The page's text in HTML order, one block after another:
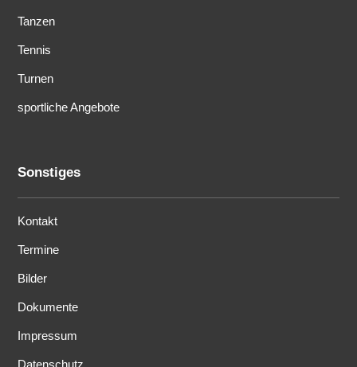
Tanzen
Tennis
Turnen
sportliche Angebote
Sonstiges
Kontakt
Termine
Bilder
Dokumente
Impressum
Datenschutz